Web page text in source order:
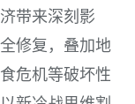
带来深刻影
修复，叠加地
危机等破坏性